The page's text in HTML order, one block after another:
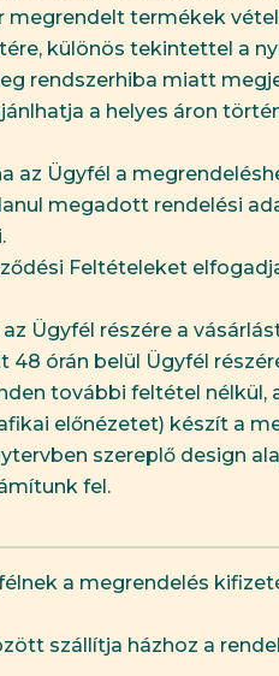
termékek
különös tekintettel a
rendszerhiba miatt
a helyes áron
az Ügyfél a
megadott rendelési
Feltételeket
Ügyfél részére a
órán belül Ügyfél
további feltétel nélkül,
előnézetet) készít a
szereplő design
fel.
a megrendelés
szállítja házhoz a